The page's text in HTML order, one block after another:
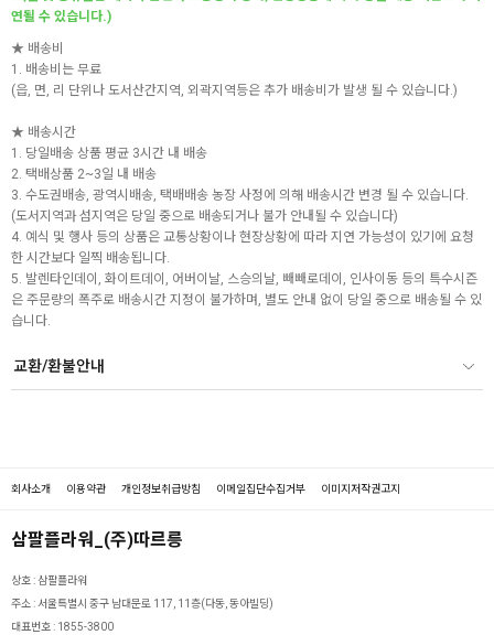
연될 수 있습니다.)
★ 배송비
1. 배송비는 무료
(읍, 면, 리 단위나 도서산간지역, 외곽지역등은 추가 배송비가 발생 될 수 있습니다.)
★ 배송시간
1. 당일배송 상품 평균 3시간 내 배송
2. 택배상품 2~3일 내 배송
3. 수도권배송, 광역시배송, 택배배송 농장 사정에 의해 배송시간 변경 될 수 있습니다.
(도서지역과 섬지역은 당일 중으로 배송되거나 불가 안내될 수 있습니다)
4. 예식 및 행사 등의 상품은 교통상황이나 현장상황에 따라 지연 가능성이 있기에 요청
한 시간보다 일찍 배송됩니다.
5. 발렌타인데이, 화이트데이, 어버이날, 스승의날, 빼빼로데이, 인사이동 등의 특수시즌
은 주문량의 폭주로 배송시간 지정이 불가하며, 별도 안내 없이 당일 중으로 배송될 수 있
습니다.
교환/환불안내
회사소개 이용약관 개인정보취급방침 이메일집단수집거부 이미지저작권고지
삼팔플라워_(주)따르릉
상호 :삼팔플라워
주소 :서울특별시 중구 남대문로 117, 11층(다동, 동아빌딩)
대표번호 : 1855-3800